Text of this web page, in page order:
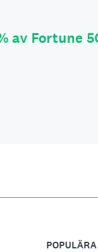
av Fortune